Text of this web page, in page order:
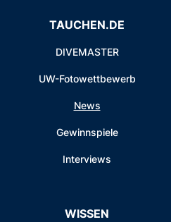
TAUCHEN.DE
DIVEMASTER
UW-Fotowettbewerb
News
Gewinnspiele
Interviews
WISSEN